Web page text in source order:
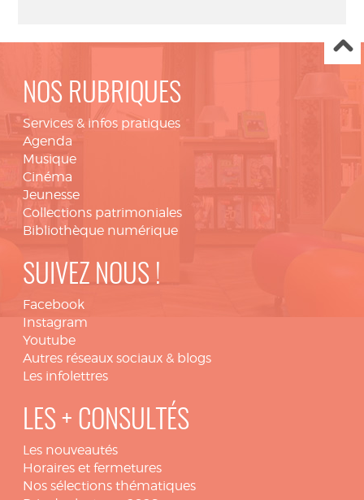
NOS RUBRIQUES
Services & infos pratiques
Agenda
Musique
Cinéma
Jeunesse
Collections patrimoniales
Bibliothèque numérique
SUIVEZ NOUS !
Facebook
Instagram
Youtube
Autres réseaux sociaux & blogs
Les infolettres
LES + CONSULTÉS
Les nouveautés
Horaires et fermetures
Nos sélections thématiques